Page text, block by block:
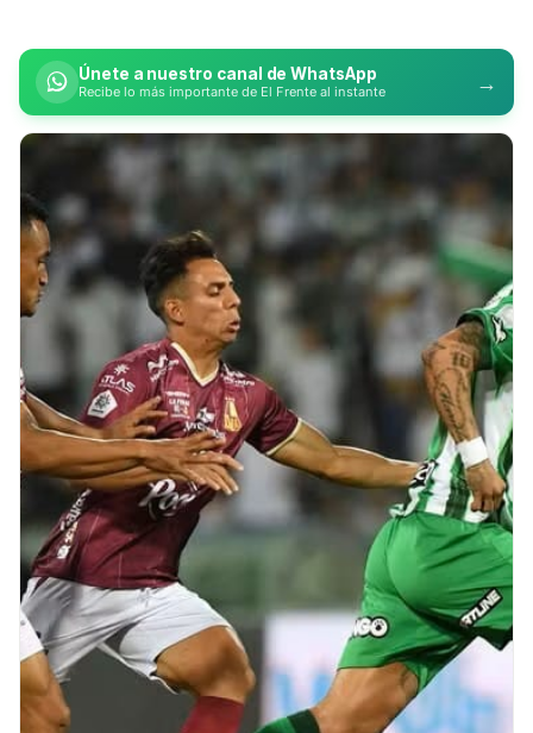
Únete a nuestro canal de WhatsApp
Recibe lo más importante de El Frente al instante →